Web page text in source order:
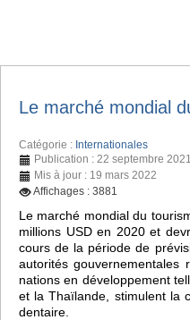
Le marché mondial
Catégorie : Internationales
Publication : 22 septembre 2021
Mis à jour : 19 mars 2022
Affichages : 3881
Le marché mondial du
millions USD en 2020 et
cours de la période de
autorités gouvernementales
nations en développement
et la Thaïlande, stimulent la
dentaire.